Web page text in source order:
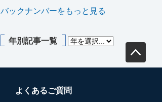
バックナンバーをもっと見る
年別記事一覧
よくあるご質問